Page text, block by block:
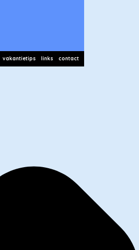
vakantietips links contact